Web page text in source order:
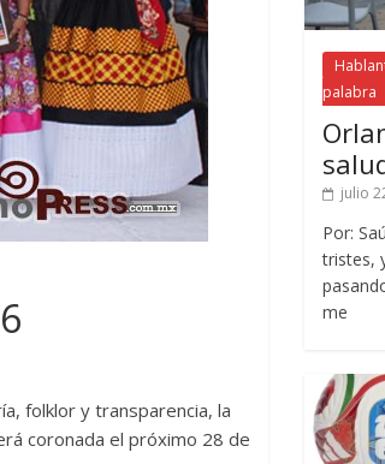
folklor y transparencia, la
coronada el próximo 28 de
palabra
julio
Por:
tristes,
me